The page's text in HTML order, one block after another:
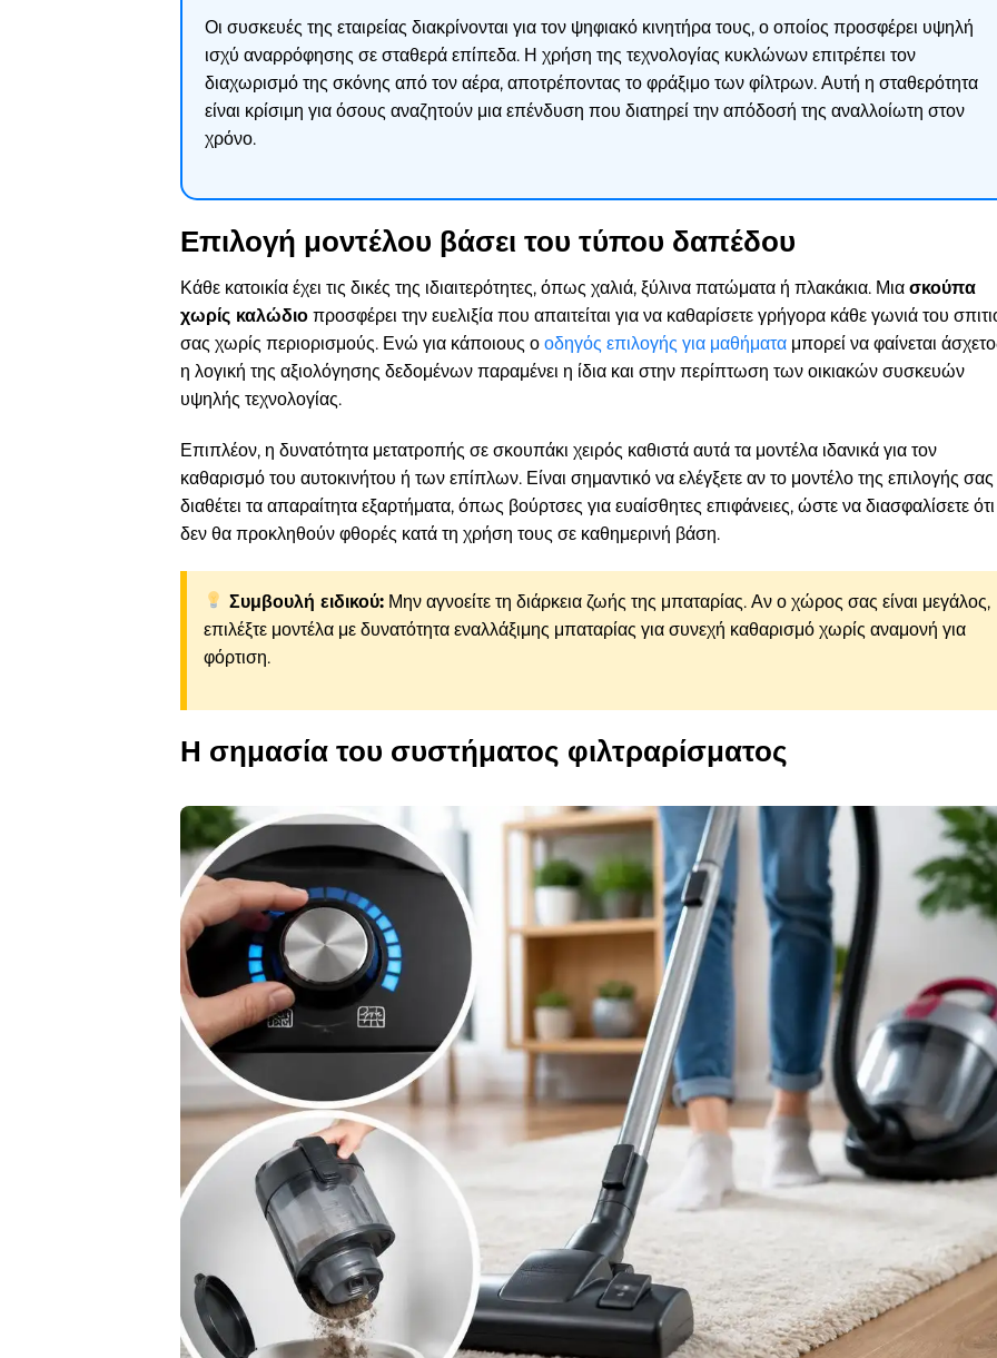
Οι συσκευές της εταιρείας διακρίνονται για τον ψηφιακό κινητήρα τους, ο οποίος προσφέρει υψηλή
ισχύ αναρρόφησης σε σταθερά επίπεδα. Η χρήση της τεχνολογίας κυκλώνων επιτρέπει τον
διαχωρισμό της σκόνης από τον αέρα, αποτρέποντας το φράξιμο των φίλτρων. Αυτή η σταθερότητα
είναι κρίσιμη για όσους αναζητούν μια επένδυση που διατηρεί την απόδοσή της αναλλοίωτη στον
χρόνο.
Επιλογή μοντέλου βάσει του τύπου δαπέδου
Κάθε κατοικία έχει τις δικές της ιδιαιτερότητες, όπως χαλιά, ξύλινα πατώματα ή πλακάκια. Μια σκούπα
χωρίς καλώδιο προσφέρει την ευελιξία που απαιτείται για να καθαρίσετε γρήγορα κάθε γωνιά του
σας χωρίς περιορισμούς. Ενώ για κάποιους ο οδηγός επιλογής για μαθήματα μπορεί να φαίνεται
η λογική της αξιολόγησης δεδομένων παραμένει η ίδια και στην περίπτωση των οικιακών συσκευών
υψηλής τεχνολογίας.
Επιπλέον, η δυνατότητα μετατροπής σε σκουπάκι χειρός καθιστά αυτά τα μοντέλα ιδανικά για τον
καθαρισμό του αυτοκινήτου ή των επίπλων. Είναι σημαντικό να ελέγξετε αν το μοντέλο της επιλογής σας
διαθέτει τα απαραίτητα εξαρτήματα, όπως βούρτσες για ευαίσθητες επιφάνειες, ώστε να διασφαλίσετε ότι
δεν θα προκληθούν φθορές κατά τη χρήση τους σε καθημερινή βάση.
Συμβουλή ειδικού: Μην αγνοείτε τη διάρκεια ζωής της μπαταρίας. Αν ο χώρος σας είναι μεγάλος,
επιλέξτε μοντέλα με δυνατότητα εναλλάξιμης μπαταρίας για συνεχή καθαρισμό χωρίς αναμονή για
φόρτιση.
Η σημασία του συστήματος φιλτραρίσματος